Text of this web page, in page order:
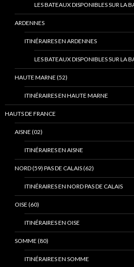
LES BATEAUX DISPONIBLES SUR LA
ARDENNES
ITINÉRAIRES EN ARDENNES
LES BATEAUX DISPONIBLES SUR LA
HAUTE MARNE (52)
ITINÉRAIRES EN HAUTE MARNE
HAUTS DE FRANCE
AISNE (02)
ITINÉRAIRES EN AISNE
NORD (59) PAS DE CALAIS (62)
ITINÉRAIRES EN NORD PAS DE CALAIS
OISE (60)
ITINÉRAIRES EN OISE
SOMME (80)
ITINÉRAIRES EN SOMME